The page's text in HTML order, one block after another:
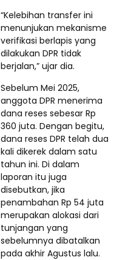
“Kelebihan transfer ini
menunjukan mekanisme
verifikasi berlapis yang
dilakukan DPR tidak
berjalan,” ujar dia.
Sebelum Mei 2025,
anggota DPR menerima
dana reses sebesar Rp
360 juta. Dengan begitu,
dana reses DPR telah dua
kali dikerek dalam satu
tahun ini. Di dalam
laporan itu juga
disebutkan, jika
penambahan Rp 54 juta
merupakan alokasi dari
tunjangan yang
sebelumnya dibatalkan
pada akhir Agustus lalu.